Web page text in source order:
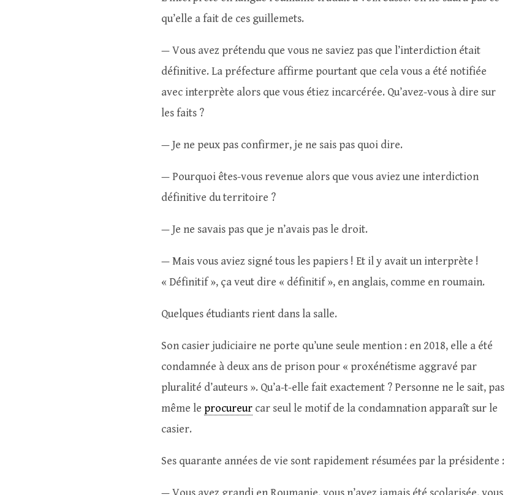
qu’elle a fait de ces guillemets.
— Vous avez prétendu que vous ne saviez pas que l’interdiction était
définitive. La préfecture affirme pourtant que cela vous a été notifiée
avec interprète alors que vous étiez incarcérée. Qu’avez-vous à dire sur
les faits ?
— Je ne peux pas confirmer, je ne sais pas quoi dire.
— Pourquoi êtes-vous revenue alors que vous aviez une interdiction
définitive du territoire ?
— Je ne savais pas que je n’avais pas le droit.
— Mais vous aviez signé tous les papiers ! Et il y avait un interprète !
« Définitif », ça veut dire « définitif », en anglais, comme en roumain.
Quelques étudiants rient dans la salle.
Son casier judiciaire ne porte qu’une seule mention : en 2018, elle a été
condamnée à deux ans de prison pour « proxénétisme aggravé par
pluralité d’auteurs ». Qu’a-t-elle fait exactement ? Personne ne le sait, pas
même le procureurcar seul le motif de la condamnation apparaît sur le
casier.
Ses quarante années de vie sont rapidement résumées par la présidente :